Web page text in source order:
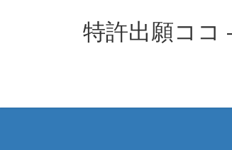
ス
ン
特許出願ココ